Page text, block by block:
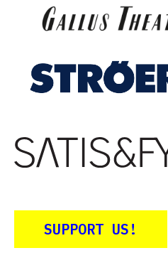
SUPPORT US!